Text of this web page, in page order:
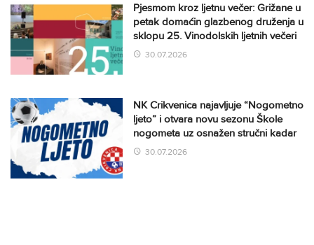
Pjesmom kroz ljetnu večer: Grižane u
petak domaćin glazbenog druženja u
sklopu 25. Vinodolskih ljetnih večeri
30.07.2026
NK Crikvenica najavljuje “Nogometno
ljeto” i otvara novu sezonu Škole
nogometa uz osnažen stručni kadar
30.07.2026